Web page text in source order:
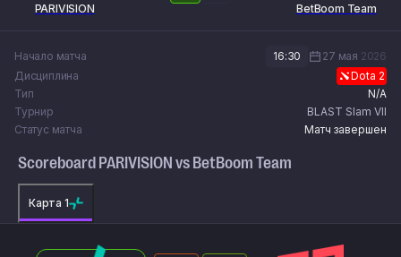
PARIVISION BetBoom Team
Начало матча 16:30 27 мая 2026
Дисциплина
Dota 2
Тип
N/A
Турнир
BLAST Slam VII
Статус матча
Матч завершен
Scoreboard PARIVISION vs BetBoom Team
Карта 1